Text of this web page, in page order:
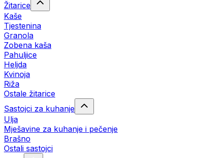
Žitarice
Kaše
Tjestenina
Granola
Zobena kaša
Pahuljice
Heljda
Kvinoja
Riža
Ostale žitarice
Sastojci za kuhanje
Ulja
Mješavine za kuhanje i pečenje
Brašno
Ostali sastojci